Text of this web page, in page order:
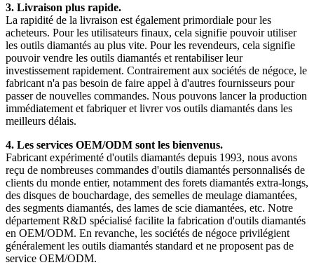
3. Livraison plus rapide.
La rapidité de la livraison est également primordiale pour les
acheteurs. Pour les utilisateurs finaux, cela signifie pouvoir utiliser
les outils diamantés au plus vite. Pour les revendeurs, cela signifie
pouvoir vendre les outils diamantés et rentabiliser leur
investissement rapidement. Contrairement aux sociétés de négoce, le
fabricant n'a pas besoin de faire appel à d'autres fournisseurs pour
passer de nouvelles commandes. Nous pouvons lancer la production
immédiatement et fabriquer et livrer vos outils diamantés dans les
meilleurs délais.
4. Les services OEM/ODM sont les bienvenus.
Fabricant expérimenté d'outils diamantés depuis 1993, nous avons
reçu de nombreuses commandes d'outils diamantés personnalisés de
clients du monde entier, notamment des forets diamantés extra-longs,
des disques de bouchardage, des semelles de meulage diamantées,
des segments diamantés, des lames de scie diamantées, etc. Notre
département R&D spécialisé facilite la fabrication d'outils diamantés
en OEM/ODM. En revanche, les sociétés de négoce privilégient
généralement les outils diamantés standard et ne proposent pas de
service OEM/ODM.